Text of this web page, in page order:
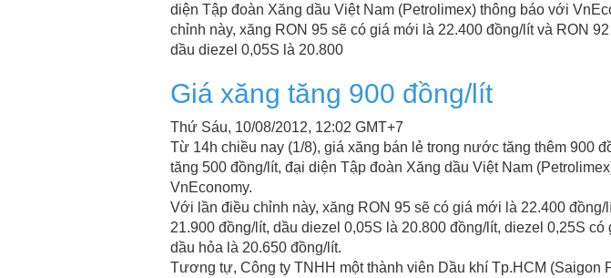
diện Tập đoàn Xăng dầu Việt Nam (Petrolimex) thông báo với
chỉnh này, xăng RON 95 sẽ có giá mới là 22.400 đồng/lít và RON
dầu diezel 0,05S là 20.800
Giá xăng tăng 900 đồng/lít
Thứ Sáu, 10/08/2012, 12:02 GMT+7
Từ 14h chiều nay (1/8), giá xăng bán lẻ trong nước tăng thêm 900
tăng 500 đồng/lít, đại diện Tập đoàn Xăng dầu Việt Nam
VnEconomy.
Với lần điều chỉnh này, xăng RON 95 sẽ có giá mới là 22.400 đồng/
21.900 đồng/lít, dầu diezel 0,05S là 20.800 đồng/lít, diezel 0,25S có
dầu hỏa là 20.650 đồng/lít.
Tương tự, Công ty TNHH một thành viên Dầu khí Tp.HCM (Saigon